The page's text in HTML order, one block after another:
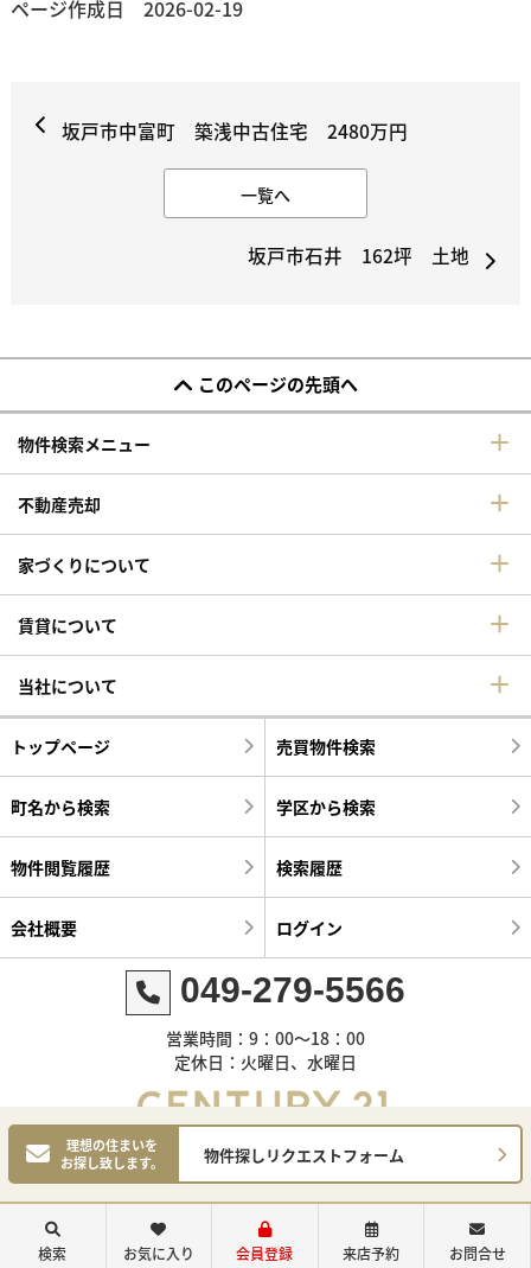
理想の住まいを
お探し致します。
物件探しリクエストフォーム
ページ作成日 2026-02-19
坂戸市中富町 築浅中古住宅 2480万円
一覧へ
坂戸市石井 162坪 土地
このページの先頭へ
物件検索メニュー
不動産売却
家づくりについて
賃貸について
当社について
トップページ 売買物件検索
町名から検索 学区から検索
物件閲覧履歴 検索履歴
会社概要 ログイン
049-279-5566
営業時間：9：00～18：00
定休日：火曜日、水曜日
©センチュリー21明和ハウス
検索 お気に入り 会員登録 来店予約 お問合せ